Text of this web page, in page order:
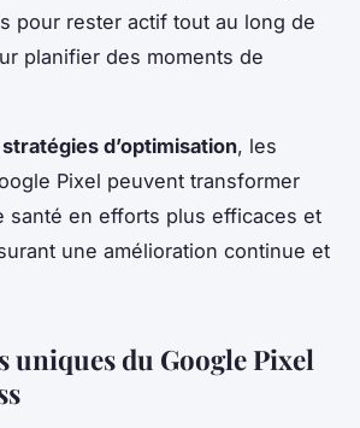
pour rester actif tout au long de
planifier des moments de
stratégies d’optimisation, les
Pixel peuvent transformer
santé en efforts plus efficaces et
une amélioration continue et
uniques du Google Pixel